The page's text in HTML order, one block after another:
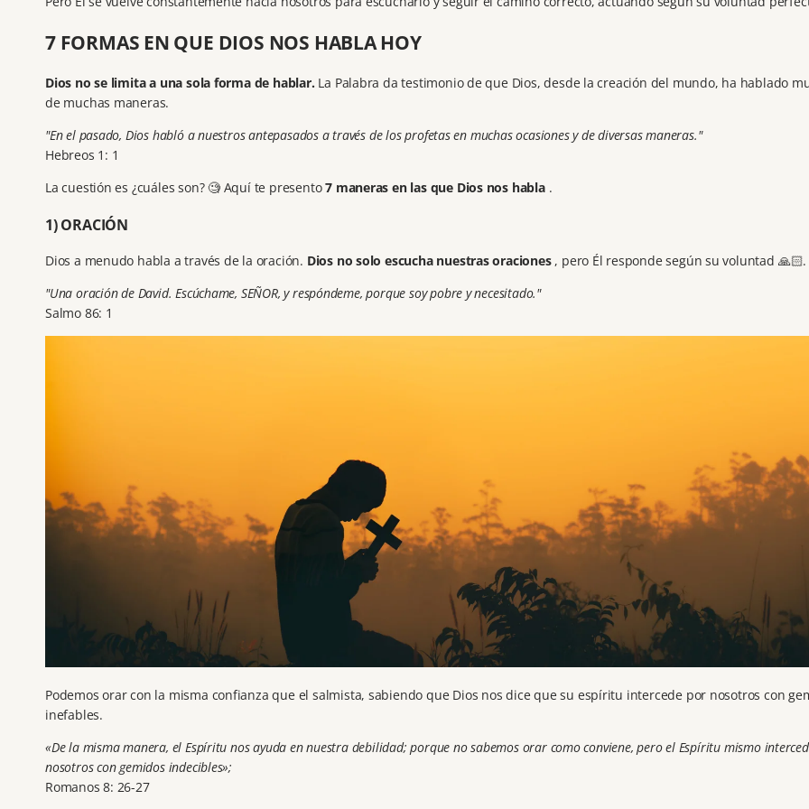
7 FORMAS EN QUE DIOS NOS HABLA HOY
Dios no se limita a una sola forma de hablar. La Palabra da testimonio de que Dios, desde la creación del mundo, ha hablado
de muchas maneras.
"En el pasado, Dios habló a nuestros antepasados a través de los profetas en muchas ocasiones y de diversas maneras."
Hebreos 1: 1
La cuestión es ¿cuáles son? 🧐 Aquí te presento7 maneras en las que Dios nos habla.
1) ORACIÓN
Dios a menudo habla a través de la oración. Dios no solo escucha nuestras oraciones, pero Él responde según su voluntad 🙏🏻.
"Una oración de David. Escúchame, SEÑOR, y respóndeme, porque soy pobre y necesitado."
Salmo 86: 1
Podemos orar con la misma confianza que el salmista, sabiendo que Dios nos dice que su espíritu intercede por nosotros con
inefables.
«De la misma manera, el Espíritu nos ayuda en nuestra debilidad; porque no sabemos orar como conviene, pero el Espíritu mismo
nosotros con gemidos indecibles»;
Romanos 8: 26-27